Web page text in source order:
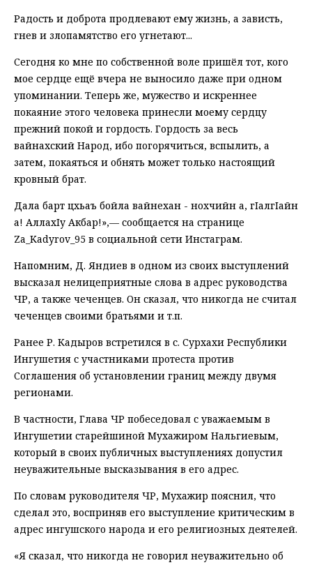
Радость и доброта продлевают ему жизнь, а зависть,
гнев и злопамятство его угнетают...
Сегодня ко мне по собственной воле пришёл тот, кого
мое сердце ещё вчера не выносило даже при одном
упоминании. Теперь же, мужество и искреннее
покаяние этого человека принесли моему сердцу
прежний покой и гордость. Гордость за весь
вайнахский Народ, ибо погорячиться, вспылить, а
затем, покаяться и обнять может только настоящий
кровный брат.
Дала барт цхьаъ бойла вайнехан - нохчийн а, гIалгIайн
а! АллахIу Акбар!»,— сообщается на странице
Za_Kadyrov_95 в социальной сети Инстаграм.
Напомним, Д. Яндиев в одном из своих выступлений
высказал нелицеприятные слова в адрес руководства
ЧР, а также чеченцев. Он сказал, что никогда не считал
чеченцев своими братьями и т.п.
Ранее Р. Кадыров встретился в с. Сурхахи Республики
Ингушетия с участниками протеста против
Соглашения об установлении границ между двумя
регионами.
В частности, Глава ЧР побеседовал с уважаемым в
Ингушетии старейшиной Мухажиром Нальгиевым,
который в своих публичных выступлениях допустил
неуважительные высказывания в его адрес.
По словам руководителя ЧР, Мухажир пояснил, что
сделал это, восприняв его выступление критическим в
адрес ингушского народа и его религиозных деятелей.
«Я сказал, что никогда не говорил неуважительно об